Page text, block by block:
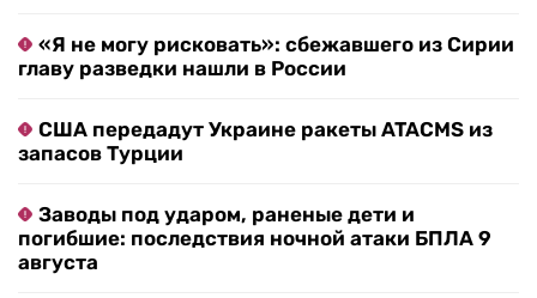
«Я не могу рисковать»: сбежавшего из Сирии
главу разведки нашли в России
США передадут Украине ракеты ATACMS из
запасов Турции
Заводы под ударом, раненые дети и
погибшие: последствия ночной атаки БПЛА 9
августа